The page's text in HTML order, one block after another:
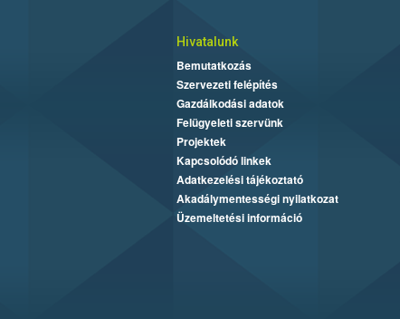
Hivatalunk
Bemutatkozás
Szervezeti felépítés
Gazdálkodási adatok
Felügyeleti szervünk
Projektek
Kapcsolódó linkek
Adatkezelési tájékoztató
Akadálymentességi nyilatkozat
Üzemeltetési információ